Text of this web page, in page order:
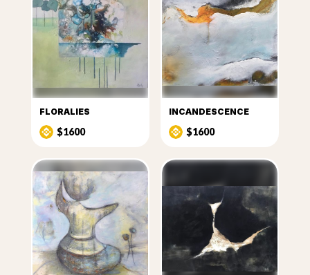
FLORALIES
$1600
INCANDESCENCE
$1600